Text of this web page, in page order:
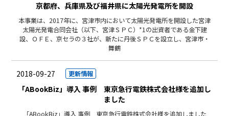
京都府、兵庫県及び福井県に太陽光発電所を開設
本事業は、2017年に、宮津市内において太陽光発電所を開設した宮津
太陽光発電合同会社（以下、宮津ＳＰＣ）*1の出資者である金下建
設、ＯＦＥ、京セラの３社が、新たに丹後ＳＰＣを設立し、宮津市・
舞鶴
2018-09-27 更新情報
「ABookBiz」導⼊ 事例 東京急⾏電鉄株式会社様を追加し
ました
「ABookBiz」導⼊ 事例 東京急⾏電鉄株式会社様を追加しました